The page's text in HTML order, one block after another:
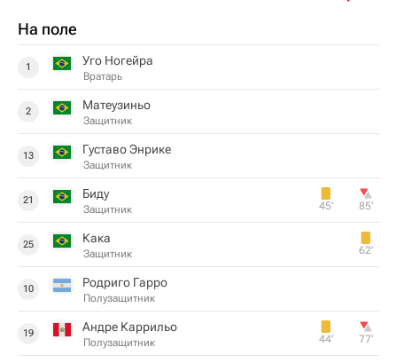
На поле
1 Уго Ногейра
Вратарь
2 Матеузиньо
Защитник
13 Густаво Энрике
Защитник
21 Биду
Защитник 45‎’‎ 85‎’‎
25 Кака
Защитник 62‎’‎
10 Родриго Гарро
Полузащитник
19 Андре Каррильо
Полузащитник 44‎’‎ 77‎’‎